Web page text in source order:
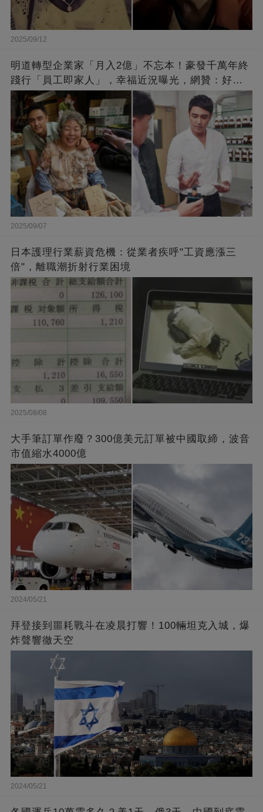
2025/09/12
明道轉型企業家「月入2億」不忘本！豪發千萬年終
踐行「員工即家人」，幸福近況曝光，網贊：好老
闆的福報
2025/09/07
日本護理行業薪資危機：從業者疾呼"工資應漲三
倍"，離職潮折射行業困境
2025/08/08
大手筆訂單作廢？300億美元訂單被中國取締，波音
市值縮水4000億
2024/05/21
拜登接到噩耗戰斗在凌晨打響！100輛坦克入城，爆
炸聲響徹天空
2024/05/21